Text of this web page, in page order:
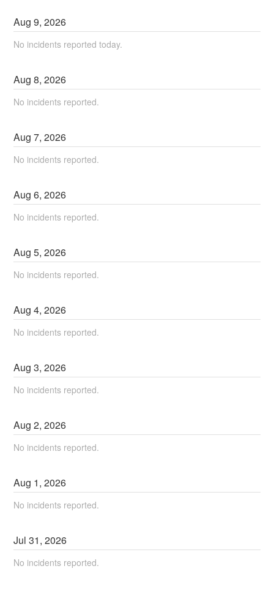
Aug9,2026
No incidents reported today.
Aug8,2026
No incidents reported.
Aug7,2026
No incidents reported.
Aug6,2026
No incidents reported.
Aug5,2026
No incidents reported.
Aug4,2026
No incidents reported.
Aug3,2026
No incidents reported.
Aug2,2026
No incidents reported.
Aug 1,2026
No incidents reported.
Jul31,2026
No incidents reported.